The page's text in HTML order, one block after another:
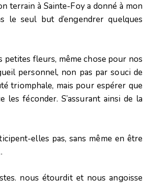
terrain à Sainte-Foy a donné à mon
le seul but d’engendrer quelques
fleurs, même chose pour nos
personnel, non pas par souci de
triomphale, mais pour espérer que
les féconder. S’assurant ainsi de la
elles pas, sans même en être
nous étourdit et nous angoisse